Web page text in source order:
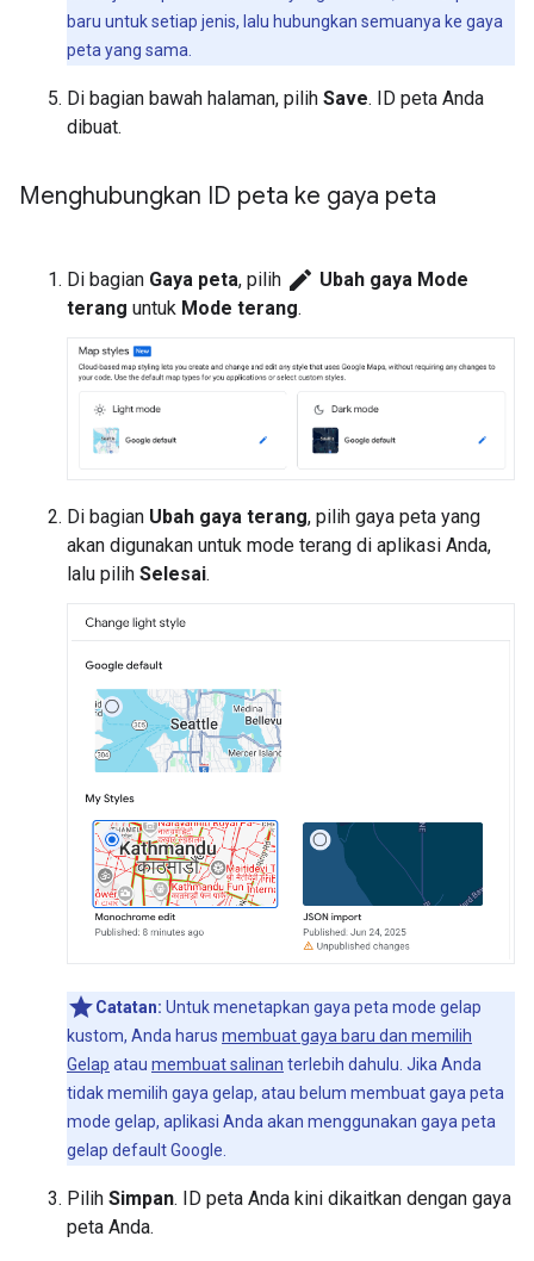
baru untuk setiap jenis, lalu hubungkan semuanya ke gaya
peta yang sama.
Di bagian bawah halaman, pilih Save. ID peta Anda
dibuat.
Menghubungkan ID peta ke gaya peta
Di bagian Gaya peta, pilih edit Ubah gaya Mode
terang untuk Mode terang.
Di bagian Ubah gaya terang, pilih gaya peta yang
akan digunakan untuk mode terang di aplikasi Anda,
lalu pilih Selesai.
Catatan: Untuk menetapkan gaya peta mode gelap
kustom, Anda harus membuat gaya baru dan memilih
Gelap atau membuat salinan terlebih dahulu. Jika Anda
tidak memilih gaya gelap, atau belum membuat gaya peta
mode gelap, aplikasi Anda akan menggunakan gaya peta
gelap default Google.
Pilih Simpan. ID peta Anda kini dikaitkan dengan gaya
peta Anda.